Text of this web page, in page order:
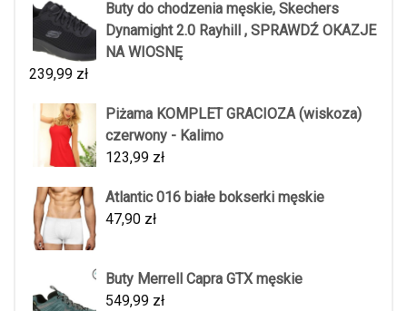
Buty do chodzenia męskie, Skechers
Dynamight 2.0 Rayhill , SPRAWDŹ OKAZJE
NA WIOSNĘ
239,99 zł
Piżama KOMPLET GRACIOZA (wiskoza)
czerwony - Kalimo
123,99 zł
Atlantic 016 białe bokserki męskie
47,90 zł
Buty Merrell Capra GTX męskie
549,99 zł